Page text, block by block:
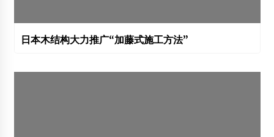
日本木结构大力推广“加藤式施工方法”